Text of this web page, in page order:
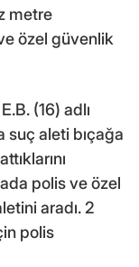
metre
özel güvenlik
(16) adlı
suç aleti bıçağa
polis ve özel
aradı. 2
polis